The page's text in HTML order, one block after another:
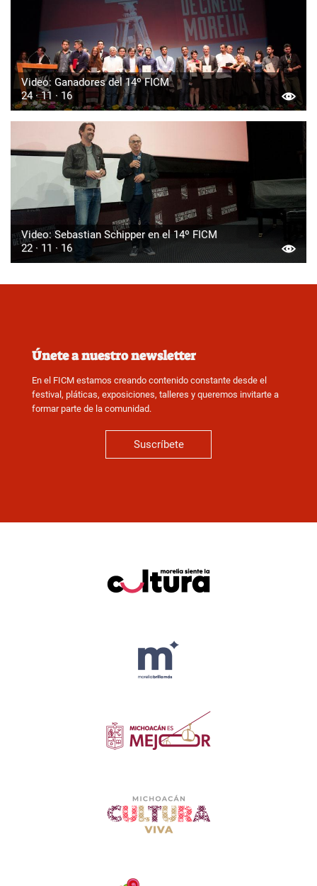
Video: Ganadores del 14º FICM
24 · 11 · 16
Video: Sebastian Schipper en el 14º FICM
22 · 11 · 16
Únete a nuestro newsletter
En el FICM estamos creando contenido constante desde el
festival, pláticas, exposiciones, talleres y queremos invitarte a
formar parte de la comunidad.
Suscríbete